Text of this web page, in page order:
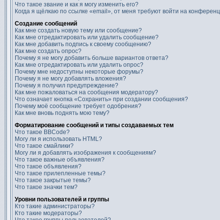
Что такое звание и как я могу изменить его?
Когда я щёлкаю по ссылке «email», от меня требуют войти на
Создание сообщений
Как мне создать новую тему или сообщение?
Как мне отредактировать или удалить сообщение?
Как мне добавить подпись к своему сообщению?
Как мне создать опрос?
Почему я не могу добавить больше вариантов ответа?
Как мне отредактировать или удалить опрос?
Почему мне недоступны некоторые форумы?
Почему я не могу добавлять вложения?
Почему я получил предупреждение?
Как мне пожаловаться на сообщения модератору?
Что означает кнопка «Сохранить» при создании сообщения?
Почему моё сообщение требует одобрения?
Как мне вновь поднять мою тему?
Форматирование сообщений и типы создаваемых тем
Что такое BBCode?
Могу ли я использовать HTML?
Что такое смайлики?
Могу ли я добавлять изображения к сообщениям?
Что такое важные объявления?
Что такое объявления?
Что такое прилепленные темы?
Что такое закрытые темы?
Что такое значки тем?
Уровни пользователей и группы
Кто такие администраторы?
Кто такие модераторы?